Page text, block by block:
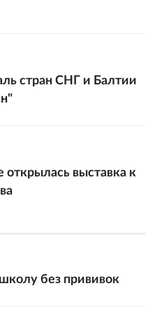
стран СНГ и Балтии
открылась выставка к
без прививок